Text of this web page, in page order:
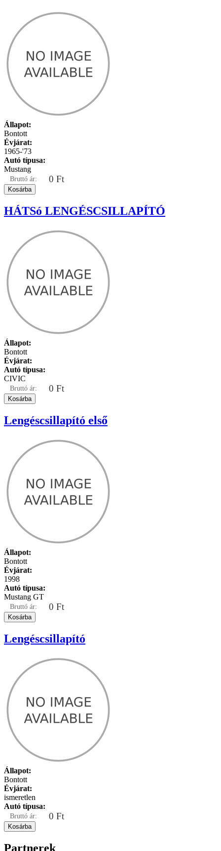
Állapot:
Bontott
Évjárat:
1965-'73
Autó típusa:
Mustang
Bruttó ár: 0 Ft
HÁTSó LENGÉSCSILLAPÍTÓ
Állapot:
Bontott
Évjárat:
Autó típusa:
CIVIC
Bruttó ár: 0 Ft
Lengéscsillapító első
Állapot:
Bontott
Évjárat:
1998
Autó típusa:
Mustang GT
Bruttó ár: 0 Ft
Lengéscsillapító
Állapot:
Bontott
Évjárat:
ismeretlen
Autó típusa:
Bruttó ár: 0 Ft
Partnerek